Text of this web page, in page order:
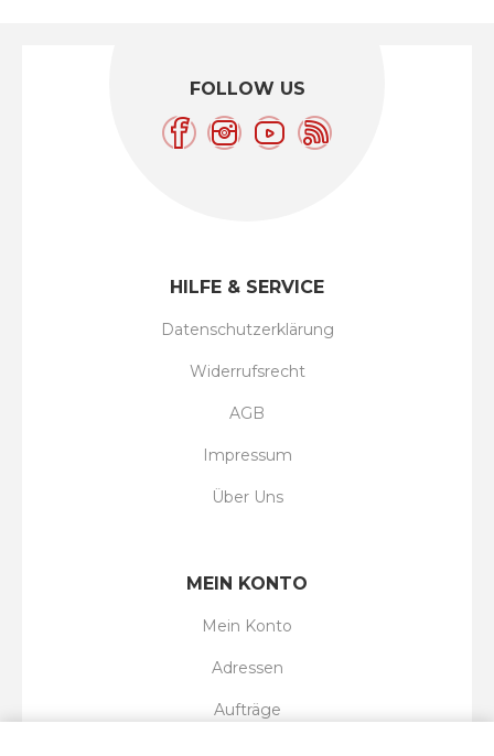
FOLLOW US
HILFE & SERVICE
Datenschutzerklärung
Widerrufsrecht
AGB
Impressum
Über Uns
MEIN KONTO
Mein Konto
Adressen
Aufträge